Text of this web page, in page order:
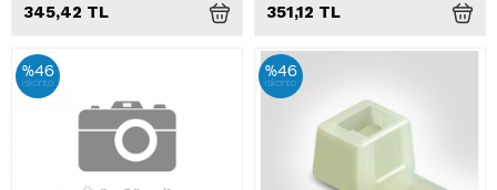
345,42 TL 351,12 TL
%46
iskonto
%46
iskonto